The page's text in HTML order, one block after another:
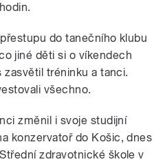
do tanečního klubu
jiné děti si o víkendech
zasvětil tréninku a tanci.
všechno.
změnil i svoje studijní
konzervatoř do Košic, dnes
zdravotnické škole v